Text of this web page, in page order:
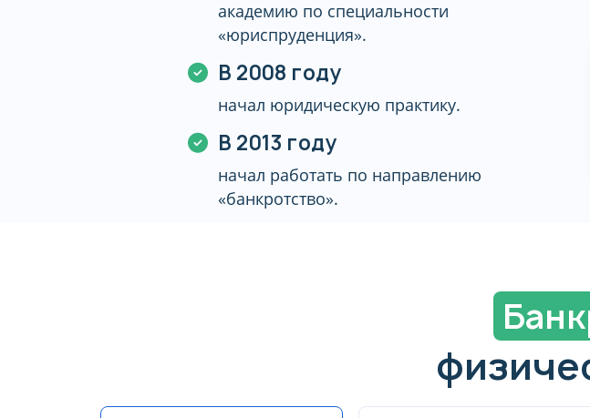
академию по специальности
«юриспруденция».
В 2008 году
начал юридическую практику.
В 2013 году
начал работать по направлению
«банкротство».